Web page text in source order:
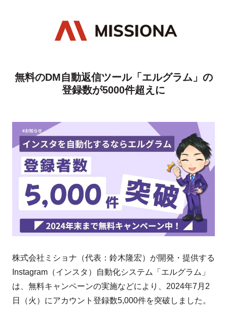
無料のDM自動返信ツール「エルグラム」の
登録数が5000件超えに
株式会社ミショナ（代表：鈴木隆宏）が開発・提供する
Instagram（インスタ）自動化システム「エルグラム」
は、無料キャンペーンの実施などにより、2024年7月2
日（火）にアカウント登録数5,000件を突破しました。